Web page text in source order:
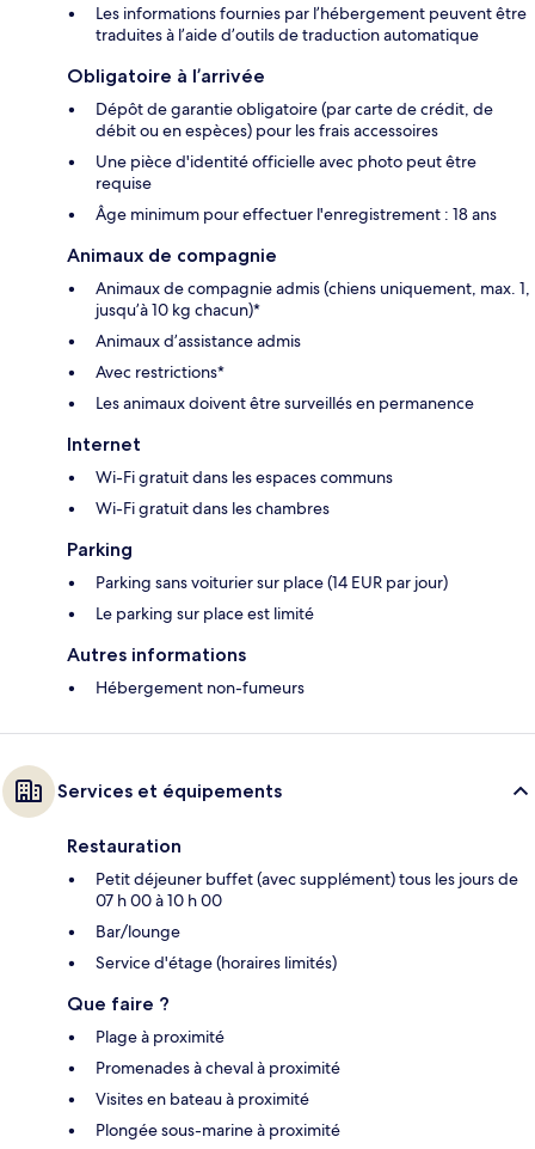
Les informations fournies par l’hébergement peuvent être
traduites à l’aide d’outils de traduction automatique
Obligatoire à l’arrivée
Dépôt de garantie obligatoire (par carte de crédit, de
débit ou en espèces) pour les frais accessoires
Une pièce d'identité officielle avec photo peut être
requise
Âge minimum pour effectuer l'enregistrement : 18 ans
Animaux de compagnie
Animaux de compagnie admis (chiens uniquement, max. 1,
jusqu’à 10 kg chacun)*
Animaux d’assistance admis
Avec restrictions*
Les animaux doivent être surveillés en permanence
Internet
Wi-Fi gratuit dans les espaces communs
Wi-Fi gratuit dans les chambres
Parking
Parking sans voiturier sur place (14 EUR par jour)
Le parking sur place est limité
Autres informations
Hébergement non-fumeurs
Services et équipements
Restauration
Petit déjeuner buffet (avec supplément) tous les jours de
07 h 00 à 10 h 00
Bar/lounge
Service d'étage (horaires limités)
Que faire ?
Plage à proximité
Promenades à cheval à proximité
Visites en bateau à proximité
Plongée sous-marine à proximité